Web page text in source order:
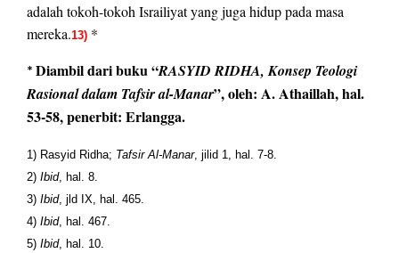
adalah tokoh-tokoh Israiliyat yang juga hidup pada masa
mereka.13) *
* Diambil dari buku “RASYID RIDHA, Konsep Teologi
Rasional dalam Tafsir al-Manar”, oleh: A. Athaillah, hal.
53-58, penerbit: Erlangga.
1) Rasyid Ridha; Tafsir Al-Manar, jilid 1, hal. 7-8.
2) Ibid, hal. 8.
3) Ibid, jld IX, hal. 465.
4) Ibid, hal. 467.
5) Ibid, hal. 10.